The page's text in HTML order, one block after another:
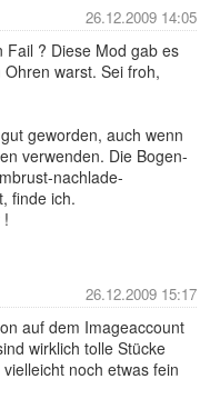
26.12.2009 14:05
? Diese Mod gab es
warst. Sei froh,
geworden, auch wenn
verwenden. Die Bogen-
nachlade-
finde ich.
26.12.2009 15:17
auf dem Imageaccount
wirklich tolle Stücke
noch etwas fein